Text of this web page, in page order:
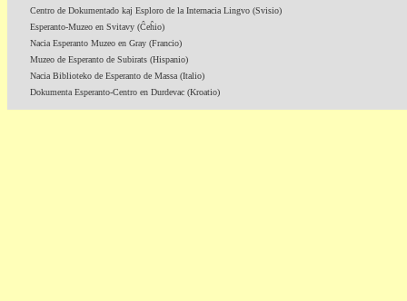
Centro de Dokumentado kaj Esploro de la Internacia Lingvo (Svisio)
Esperanto-Muzeo en Svitavy (Ĉeĥio)
Nacia Esperanto Muzeo en Gray (Francio)
Muzeo de Esperanto de Subirats (Hispanio)
Nacia Biblioteko de Esperanto de Massa (Italio)
Dokumenta Esperanto-Centro en Durdevac (Kroatio)